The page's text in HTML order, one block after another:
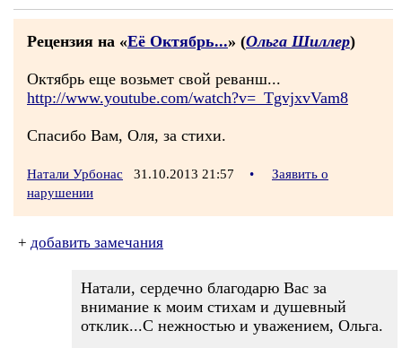
Рецензия на «Её Октябрь...» (Ольга Шиллер)
Октябрь еще возьмет свой реванш...
http://www.youtube.com/watch?v=_TgvjxvVam8
Спасибо Вам, Оля, за стихи.
Натали Урбонас 31.10.2013 21:57 •
Заявить о
нарушении
+ добавить замечания
Натали, сердечно благодарю Вас за
внимание к моим стихам и душевный
отклик...С нежностью и уважением, Ольга.